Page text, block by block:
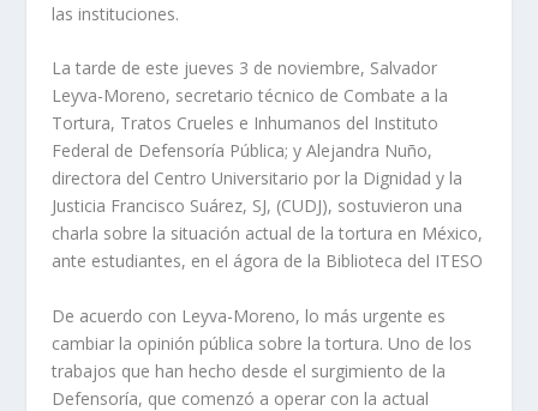
las instituciones.
La tarde de este jueves 3 de noviembre, Salvador
Leyva-Moreno, secretario técnico de Combate a la
Tortura, Tratos Crueles e Inhumanos del Instituto
Federal de Defensoría Pública; y Alejandra Nuño,
directora del Centro Universitario por la Dignidad y la
Justicia Francisco Suárez, SJ, (CUDJ), sostuvieron una
charla sobre la situación actual de la tortura en México,
ante estudiantes, en el ágora de la Biblioteca del ITESO
De acuerdo con Leyva-Moreno, lo más urgente es
cambiar la opinión pública sobre la tortura. Uno de los
trabajos que han hecho desde el surgimiento de la
Defensoría, que comenzó a operar con la actual